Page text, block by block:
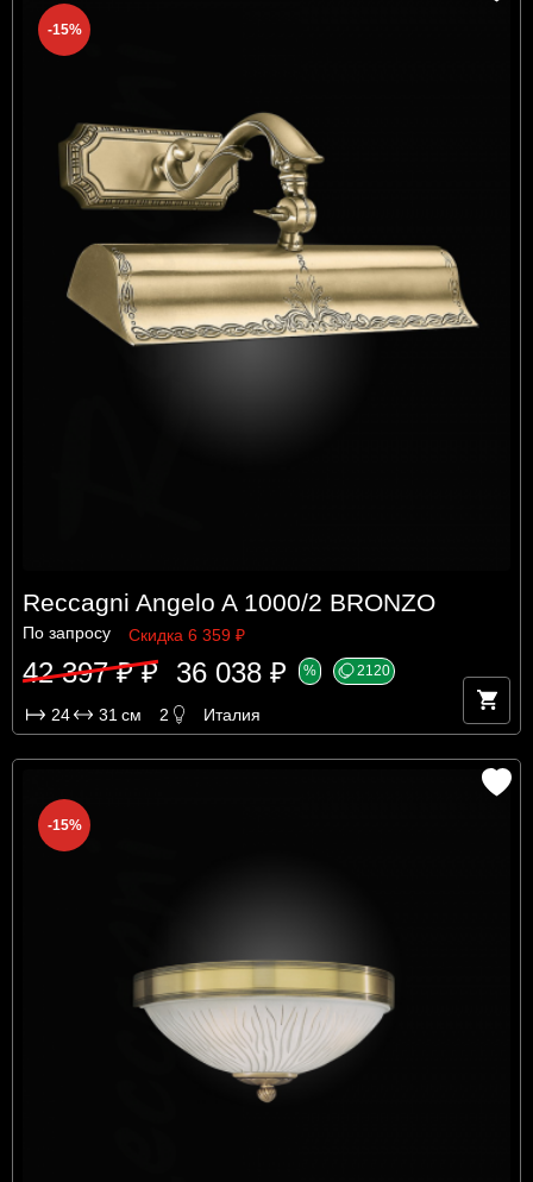
-15%
Reccagni Angelo A 1000/2 BRONZO
По запросу Скидка 6 359 ₽
42 397 ₽ ₽ 36 038 ₽ % 2120
24 31 см 2 Италия
-15%